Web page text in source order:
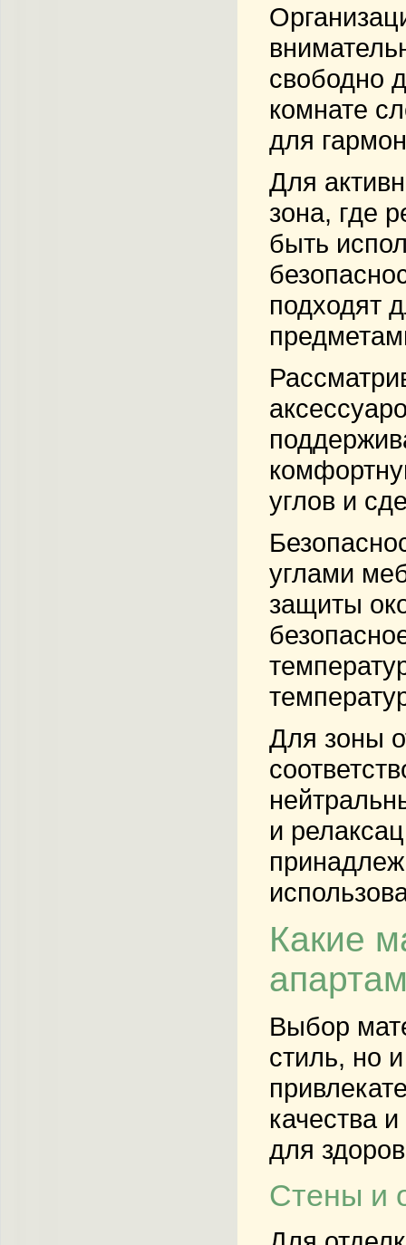
свободно
комнате
для
Для
зона, где
быть
подходят
углов и
углами
защиты
Для зоны
и
Какие
Выбор
стиль, но
качества
для
Стены и